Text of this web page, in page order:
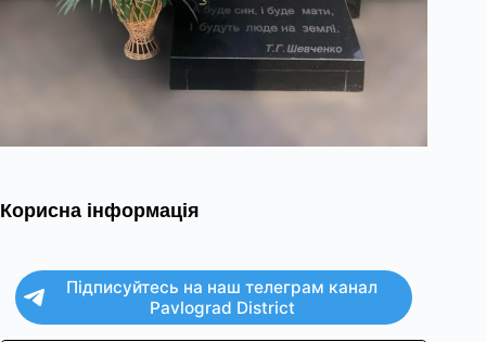
Корисна інформація
Підписуйтесь на наш телеграм канал
Pavlograd District